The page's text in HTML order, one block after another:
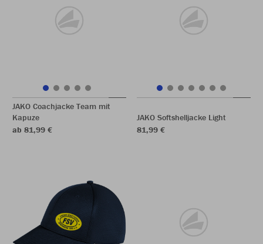
JAKO Coachjacke Team mit
Kapuze
ab 81,99 €
JAKO Softshelljacke Light
81,99 €